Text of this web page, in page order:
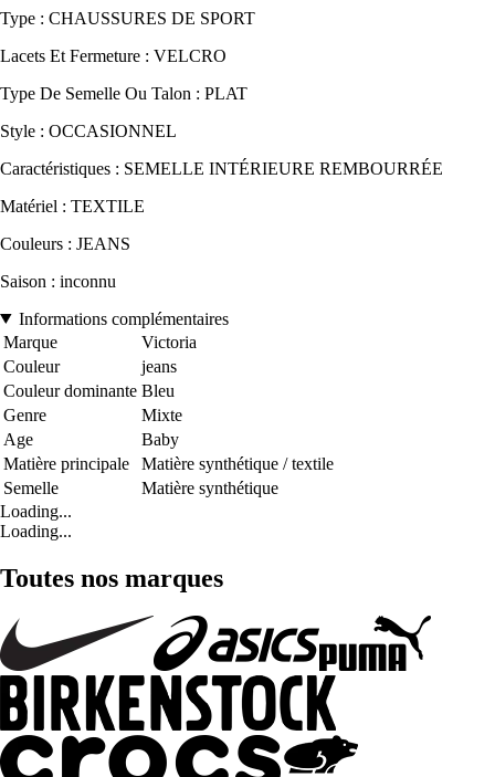
Type : CHAUSSURES DE SPORT
Lacets Et Fermeture : VELCRO
Type De Semelle Ou Talon : PLAT
Style : OCCASIONNEL
Caractéristiques : SEMELLE INTÉRIEURE REMBOURRÉE
Matériel : TEXTILE
Couleurs : JEANS
Saison : inconnu
Informations complémentaires
Marque
Victoria
Couleur
jeans
Couleur dominante Bleu
Genre
Mixte
Age
Baby
Matière principale
Matière synthétique / textile
Semelle
Matière synthétique
Loading...
Loading...
Toutes nos marques